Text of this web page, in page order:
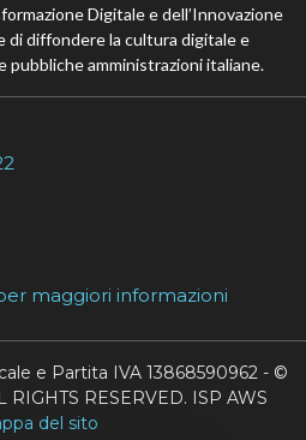
Digitale e dell’Innovazione
di diffondere la cultura digitale e
pubbliche amministrazioni italiane.
maggiori informazioni
e Partita IVA 13868590962 - ©
RESERVED. ISP AWS
del sito